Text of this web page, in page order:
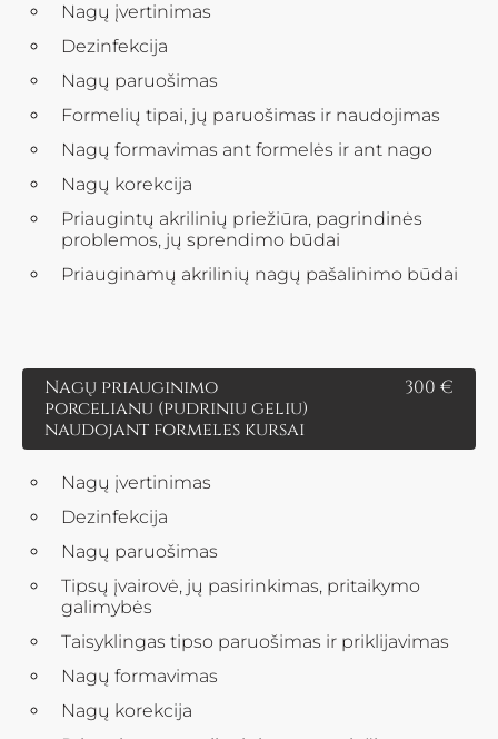
Nagų įvertinimas
Dezinfekcija
Nagų paruošimas
Formelių tipai, jų paruošimas ir naudojimas
Nagų formavimas ant formelės ir ant nago
Nagų korekcija
Priaugintų akrilinių priežiūra, pagrindinės
problemos, jų sprendimo būdai
Priauginamų akrilinių nagų pašalinimo būdai
Nagų priauginimo
porcelianu (pudriniu geliu)
naudojant formeles kursai
300 €
Nagų įvertinimas
Dezinfekcija
Nagų paruošimas
Tipsų įvairovė, jų pasirinkimas, pritaikymo
galimybės
Taisyklingas tipso paruošimas ir priklijavimas
Nagų formavimas
Nagų korekcija